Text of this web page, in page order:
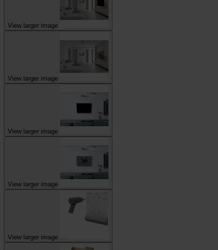
View larger image
View larger image
View larger image
View larger image
View larger image